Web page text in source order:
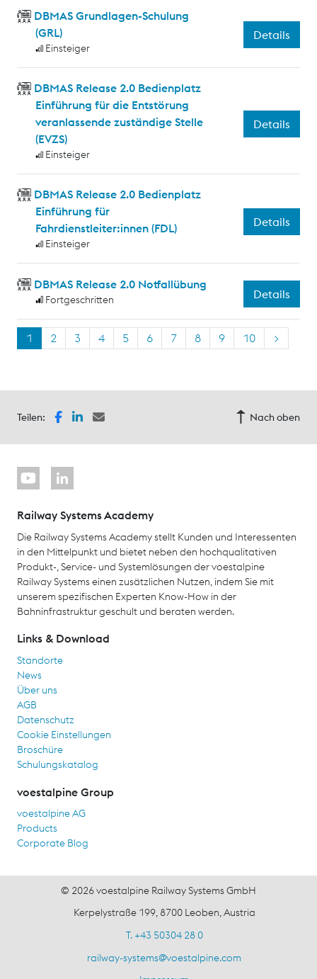
DBMAS Grundlagen-Schulung
(GRL)
Einsteiger
Details
DBMAS Release 2.0 Bedienplatz
Einführung für die Entstörung
veranlassende zuständige Stelle
(EVZS)
Einsteiger
Details
DBMAS Release 2.0 Bedienplatz
Einführung für
Fahrdienstleiter:innen (FDL)
Einsteiger
Details
DBMAS Release 2.0 Notfallübung
Fortgeschritten Details
1 2 3 4 5 6 7 8 9 10 >
Teilen: Nach oben
Railway Systems Academy
Die Railway Systems Academy stellt Kunden und Interessenten
in den Mittelpunkt und bietet neben den hochqualitativen
Produkt-, Service- und Systemlösungen der voestalpine
Railway Systems einen zusätzlichen Nutzen, indem Sie mit
unserem spezifischen Experten Know-How in der
Bahninfrastruktur geschult und beraten werden.
Links & Download
Standorte
News
Über uns
AGB
Datenschutz
Cookie Einstellungen
Broschüre
Schulungskatalog
voestalpine Group
voestalpine AG
Products
Corporate Blog
© 2026 voestalpine Railway Systems GmbH
Kerpelystraße 199, 8700 Leoben, Austria
T. +43 50304 28 0
railway-systems@voestalpine.com